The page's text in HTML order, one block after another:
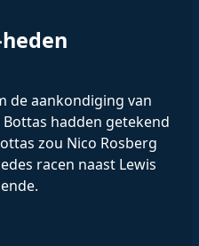
de aankondiging van
hadden getekend
zou Nico Rosberg
racen naast Lewis